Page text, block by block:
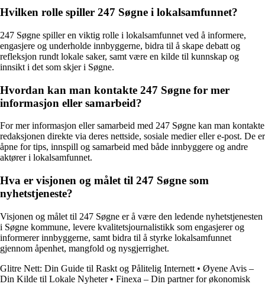
Hvilken rolle spiller 247 Søgne i lokalsamfunnet?
247 Søgne spiller en viktig rolle i lokalsamfunnet ved å informere,
engasjere og underholde innbyggerne, bidra til å skape debatt og
refleksjon rundt lokale saker, samt være en kilde til kunnskap og
innsikt i det som skjer i Søgne.
Hvordan kan man kontakte 247 Søgne for mer
informasjon eller samarbeid?
For mer informasjon eller samarbeid med 247 Søgne kan man kontakte
redaksjonen direkte via deres nettside, sosiale medier eller e-post. De er
åpne for tips, innspill og samarbeid med både innbyggere og andre
aktører i lokalsamfunnet.
Hva er visjonen og målet til 247 Søgne som
nyhetstjeneste?
Visjonen og målet til 247 Søgne er å være den ledende nyhetstjenesten
i Søgne kommune, levere kvalitetsjournalistikk som engasjerer og
informerer innbyggerne, samt bidra til å styrke lokalsamfunnet
gjennom åpenhet, mangfold og nysgjerrighet.
Glitre Nett: Din Guide til Raskt og Pålitelig Internett • Øyene Avis –
Din Kilde til Lokale Nyheter• Finexa – Din partner for økonomisk